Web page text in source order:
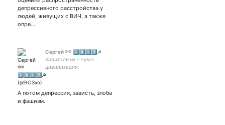
#пациент #App #НравноН
#UequalsU #NoHIVstigma
депрессивного расстройства у
людей, живущих с ВИЧ, а также
опре…
Сергей ®️®️ 1️⃣9️⃣1️⃣7️⃣☭
Капитализм - чума.
цивилизации.
А потом депрессия, зависть, злоба
и фашизм.